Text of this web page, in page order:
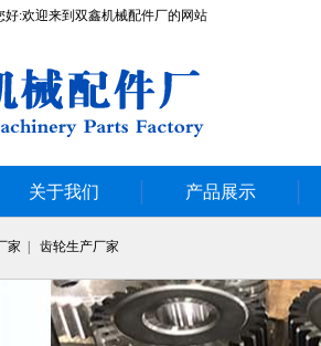
好:欢迎来到双鑫机械配件厂的网站
关于我们 产品展示
家 齿轮生产厂家